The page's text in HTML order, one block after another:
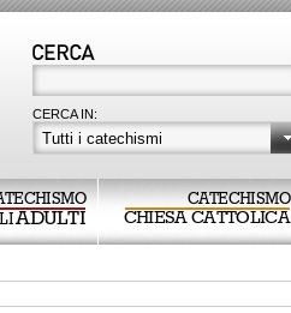
CERCA IN:
Tutti i catechismi
ADULTI
CATECHISMO
CHIESA CATTOLICA